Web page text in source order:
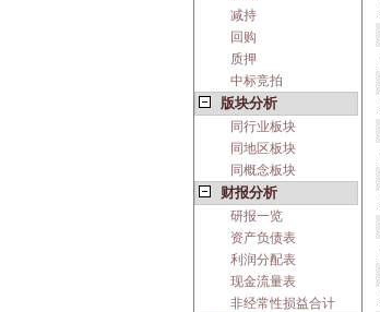
减持
回购
质押
中标竞拍
版块分析
同行业板块
同地区板块
同概念板块
财报分析
研报一览
资产负债表
利润分配表
现金流量表
非经常性损益合计